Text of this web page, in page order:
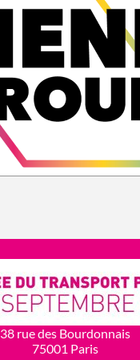
38 rue des Bourdonnais
75001 Paris